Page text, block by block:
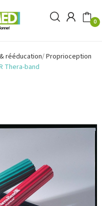
0
rééducation Proprioception
Thera-band